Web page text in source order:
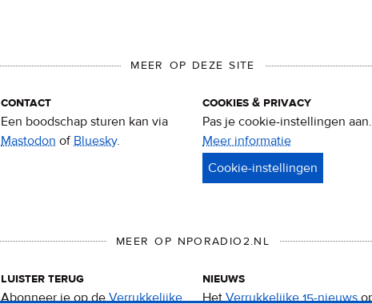
MEER OP DEZE SITE
contact
Een boodschap sturen kan via
Mastodon ofBluesky.
cookies & privacy
Pas je cookie-instellingen aan.
Meer informatie
&
MEER OP NPORADIO2.NL
luister terug
Abonneer je op deVerrukkelijke
nieuws
HetVerrukkelijke 15-nieuws